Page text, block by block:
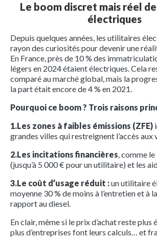
Le boom discret mais réel
électriques
Depuis quelques années, les utilitaires
rayon des curiosités pour devenir une
En France, près de 10 % des
légers en 2024 étaient électriques. Cela
comparé au marché global, mais la
la part était encore de 4 % en 2021.
Pourquoi ce boom ? Trois raisons
1.Les zones à faibles émissions (ZFE)
grandes villes qui restreignent l’accès aux
2.Les incitations financières, comme
(jusqu’à 5 000 € pour un utilitaire) et les
3.Le coût d’usage réduit :un utilitaire
moyenne 30 % de moins à l’entretien et à
rapport au diesel.
En clair, même si le prix d’achat reste plus
plus d’entreprises font leurs calculs… et